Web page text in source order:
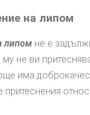
на липом
липом не е
не ви
има
притеснения